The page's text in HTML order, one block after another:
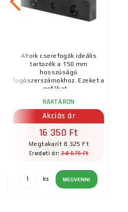
AYork cserefogók ideális
tartozék a 150 mm
hosszúságú
fogószerszámokhoz. Ezeket a
pofákat ...
RAKTÁRON
Akciós ár
16 350 Ft
Megtakarít 8 325 Ft
Eredeti ár:24 675 Ft
ks MEGVENNI